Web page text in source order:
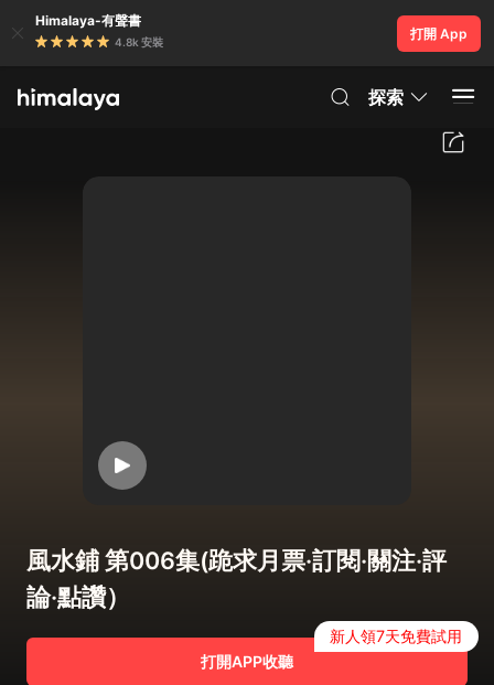
Himalaya-有聲書
4.8k 安裝
打開 App
探索
風水鋪 第006集(跪求月票·訂閱·關注·評
論·點讚）
打開APP收聽
新人領7天免費試用